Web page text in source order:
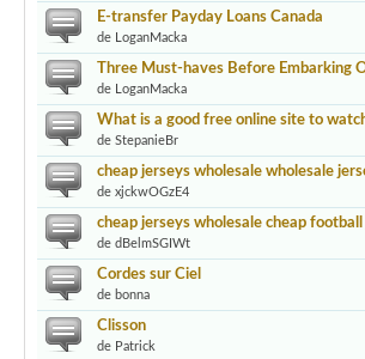
E-transfer Payday Loans Canada
de LoganMacka
Three Must-haves Before Embarking
de LoganMacka
What is a good free online site to
de StepanieBr
cheap jerseys wholesale wholesale
de xjckwOGzE4
cheap jerseys wholesale cheap
de dBelmSGIWt
Cordes sur Ciel
de bonna
Clisson
de Patrick